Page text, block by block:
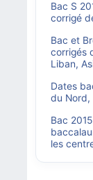
Bac S
corrigé
Bac et
corrigés
Liban,
Dates
du Nord,
Bac
les